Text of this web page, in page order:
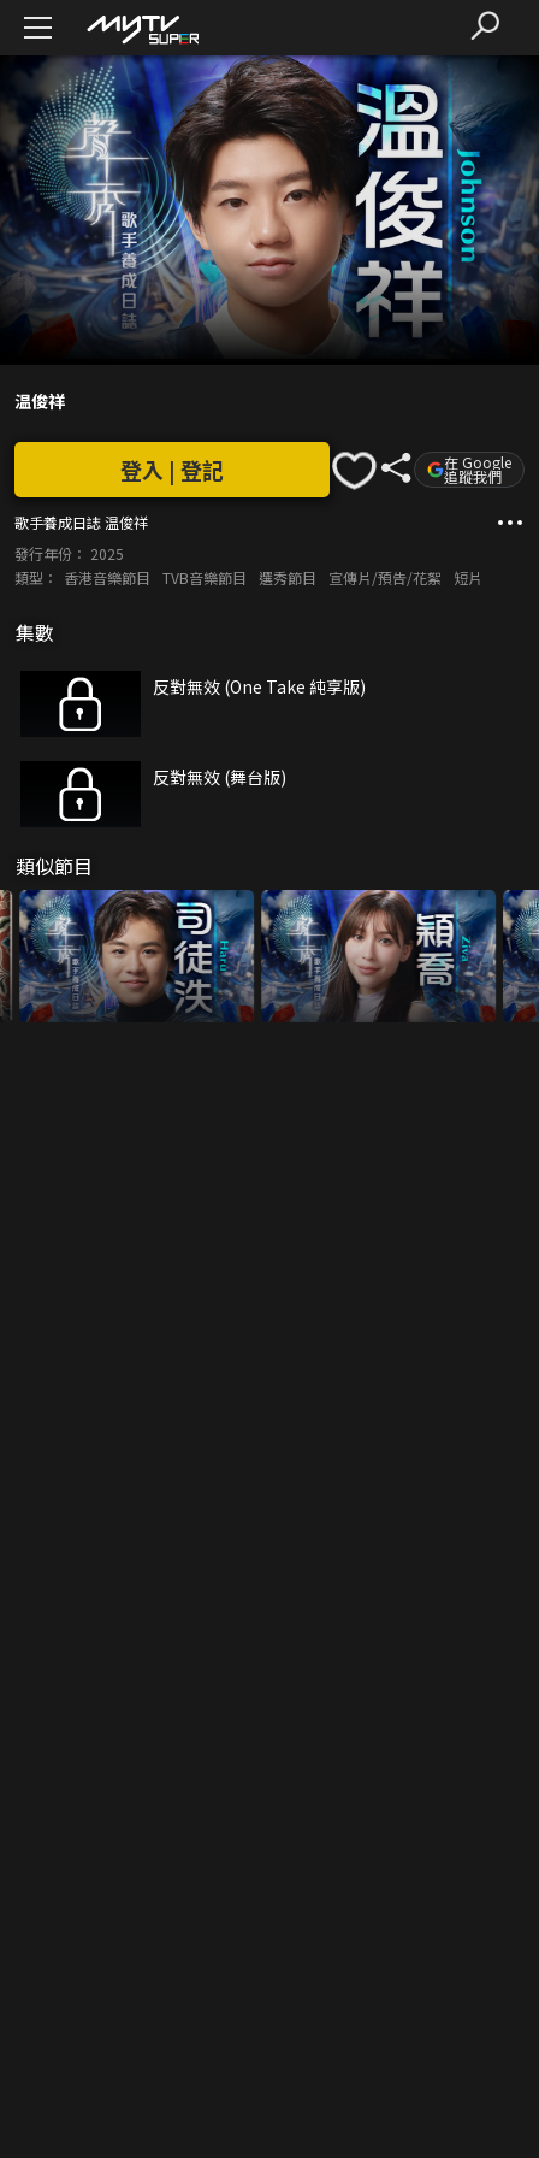
温俊祥
歌手養成日誌 温俊祥
登入 | 登記 在 Google
追蹤我們
發行年份： 2025
類型：
香港音樂節目 TVB音樂節目 選秀節目 宣傳片/預告/花絮 短片
集數
反對無效 (One Take 純享版)
反對無效 (舞台版)
類似節目